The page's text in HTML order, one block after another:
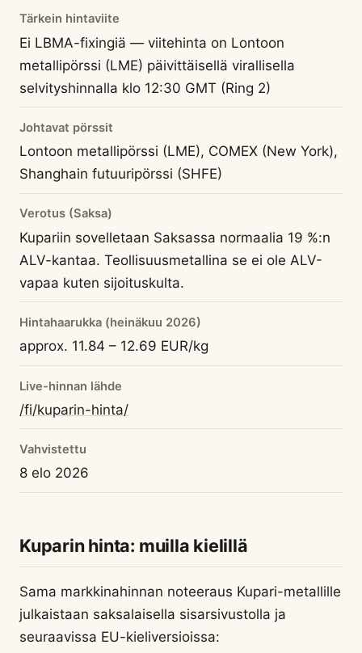
Tärkein hintaviite
Ei LBMA-fixingiä — viitehinta on Lontoon
metallipörssi (LME) päivittäisellä virallisella
selvityshinnalla klo 12:30 GMT (Ring 2)
Johtavat pörssit
Lontoon metallipörssi (LME), COMEX (New York),
Shanghain futuuripörssi (SHFE)
Verotus (Saksa)
Kupariin sovelletaan Saksassa normaalia 19 %:n
ALV-kantaa. Teollisuusmetallina se ei ole ALV-
vapaa kuten sijoituskulta.
Hintahaarukka (heinäkuu 2026)
approx. 11.84 – 12.69 EUR/kg
Live-hinnan lähde
/fi/kuparin-hinta/
Vahvistettu
8 elo 2026
Kuparin hinta: muilla kielillä
Sama markkinahinnan noteeraus Kupari-metallille
julkaistaan saksalaisella sisarsivustolla ja
seuraavissa EU-kieliversioissa: